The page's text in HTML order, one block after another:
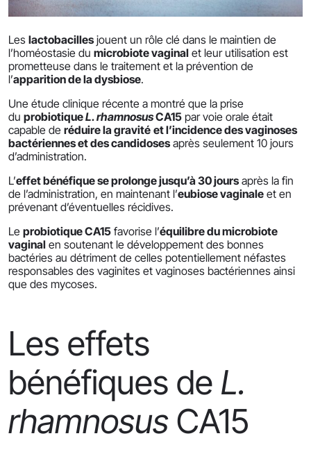
Les lactobacillesjouent un rôle clé dans le maintien de
l’homéostasie du microbiote vaginal et leur utilisation est
prometteuse dans le traitement et la prévention de
l’apparition de la dysbiose.
Une étude clinique récente a montré que la prise
du probiotiqueL. rhamnosusCA15 par voie orale était
capable de réduire la gravité et l’incidence des vaginoses
bactériennes et des candidosesaprès seulement 10 jours
d’administration.
L’effet bénéfique se prolonge jusqu’à 30 joursaprès la fin
de l’administration, en maintenant l’eubiose vaginale et en
prévenant d’éventuelles récidives.
Le probiotique CA15 favorise l’équilibre du microbiote
vaginal en soutenant le développement des bonnes
bactéries au détriment de celles potentiellement néfastes
responsables des vaginites et vaginoses bactériennes ainsi
que des mycoses.
Les effets
bénéfiques de L.
rhamnosus CA15